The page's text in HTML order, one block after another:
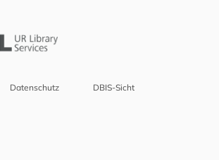
Datenschutz DBIS-Sicht